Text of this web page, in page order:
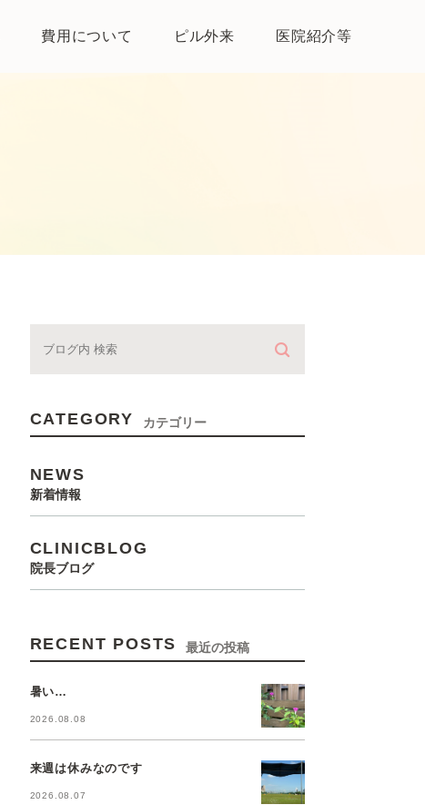
費用について ピル外来 医院紹介等
CATEGORY カテゴリー
NEWS
新着情報
CLINICBLOG
院長ブログ
RECENT POSTS 最近の投稿
暑い…
2026.08.08
来週は休みなのです
2026.08.07